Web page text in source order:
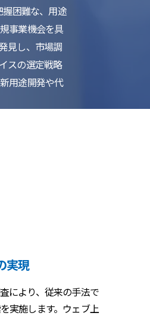
困難な、用途
事業機会を具
見し、市場調
スの選定戦略
用途開発や代
実現
により、従来の手法で
実施します。ウェブ上